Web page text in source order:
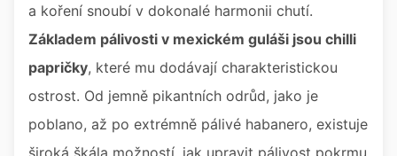
a koření snoubí v dokonalé harmonii chutí.
Základem pálivosti v mexickém guláši jsou chilli
papričky, které mu dodávají charakteristickou
ostrost. Od jemně pikantních odrůd, jako je
poblano, až po extrémně pálivé habanero, existuje
široká škála možností, jak upravit pálivost pokrmu